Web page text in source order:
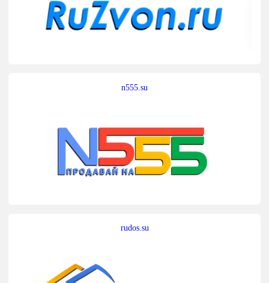
n555.su
rudos.su